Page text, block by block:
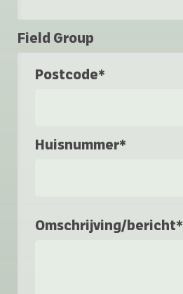
Field Group
Postcode*
Huisnummer*
Omschrijving/bericht*